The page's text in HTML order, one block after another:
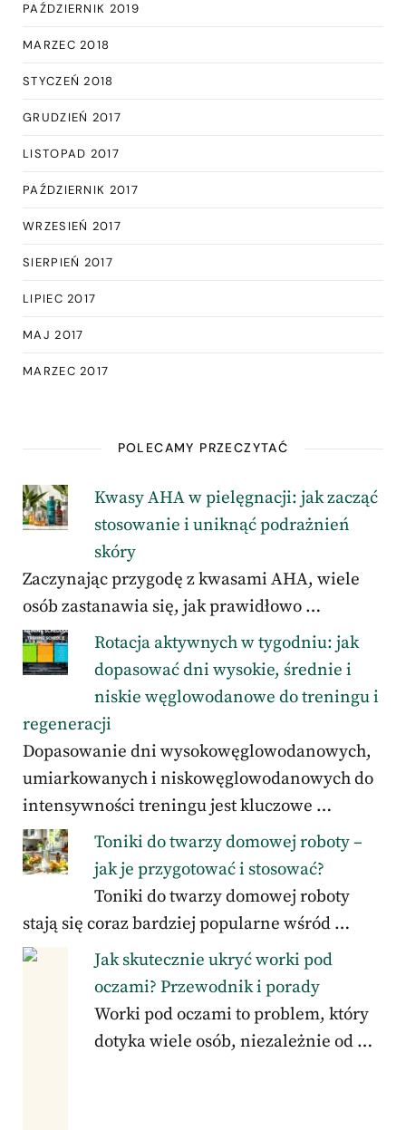
PAŹDZIERNIK 2019
MARZEC 2018
STYCZEŃ 2018
GRUDZIEŃ 2017
LISTOPAD 2017
PAŹDZIERNIK 2017
WRZESIEŃ 2017
SIERPIEŃ 2017
LIPIEC 2017
MAJ 2017
MARZEC 2017
POLECAMY PRZECZYTAĆ
Kwasy AHA w pielęgnacji: jak zacząć
stosowanie i uniknąć podrażnień
skóry
Zaczynając przygodę z kwasami AHA, wiele
osób zastanawia się, jak prawidłowo …
Rotacja aktywnych w tygodniu: jak
dopasować dni wysokie, średnie i
niskie węglowodanowe do treningu i
regeneracji
Dopasowanie dni wysokowęglowodanowych,
umiarkowanych i niskowęglowodanowych do
intensywności treningu jest kluczowe …
Toniki do twarzy domowej roboty –
jak je przygotować i stosować?
Toniki do twarzy domowej roboty
stają się coraz bardziej popularne wśród …
Jak skutecznie ukryć worki pod
oczami? Przewodnik i porady
Worki pod oczami to problem, który
dotyka wiele osób, niezależnie od …